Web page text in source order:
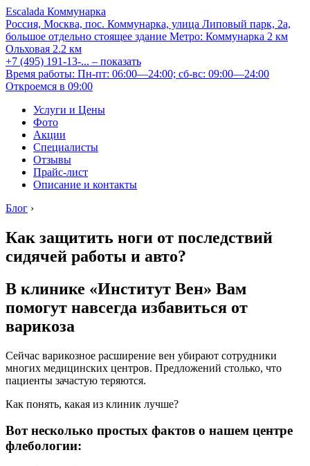
Escalada Коммунарка
Россия, Москва, пос. Коммунарка, улица Липовый парк, 2а,
большое отдельно стоящее здание Метро: Коммунарка 2 км
Ольховая 2.2 км
+7 (495) 191-13-... – показать
Время работы: Пн-пт: 06:00—24:00; сб-вс: 09:00—24:00
Откроемся в 09:00
Услуги и Цены
Фото
Акции
Специалисты
Отзывы
Прайс-лист
Описание и контакты
Блог ›
Как защитить ноги от последствий
сидячей работы и авто?
В клинике «Институт Вен» Вам
помогут навсегда избавиться от
варикоза
Сейчас варикозное расширение вен убирают сотрудники
многих медицинских центров. Предложений столько, что
пациенты зачастую теряются.
Как понять, какая из клиник лучше?
Вот несколько простых фактов о нашем центре
флебологии: